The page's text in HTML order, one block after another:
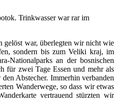
Trinkwasser war rar im
gelöst war, überlegten wir nicht wie
sondern bis zum Veliki kraj, im
Nationalparks an der bosnischen
für zwei Tage Essen und mehr als
Abstecher. Immerhin verbanden
Wanderwege, so dass wir etwas
vertrauend stürzten wir